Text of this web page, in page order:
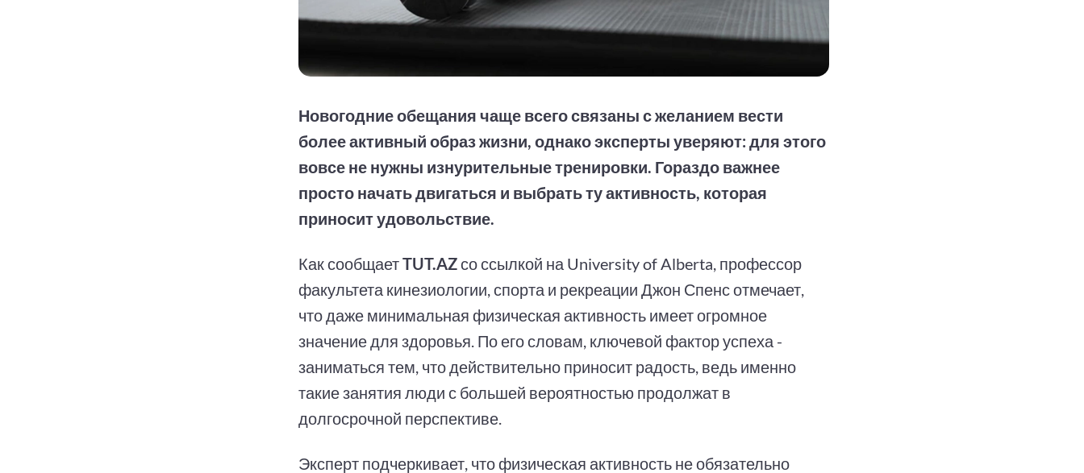
Новогодние обещания чаще всего связаны с желанием вести
более активный образ жизни, однако эксперты уверяют: для этого
вовсе не нужны изнурительные тренировки. Гораздо важнее
просто начать двигаться и выбрать ту активность, которая
приносит удовольствие.
Как сообщаетTUT.AZсо ссылкой на University of Alberta, профессор
факультета кинезиологии, спорта и рекреации Джон Спенс отмечает,
что даже минимальная физическая активность имеет огромное
значение для здоровья. По его словам, ключевой фактор успеха -
заниматься тем, что действительно приносит радость, ведь именно
такие занятия люди с большей вероятностью продолжат в
долгосрочной перспективе.
Эксперт подчеркивает, что физическая активность не обязательно